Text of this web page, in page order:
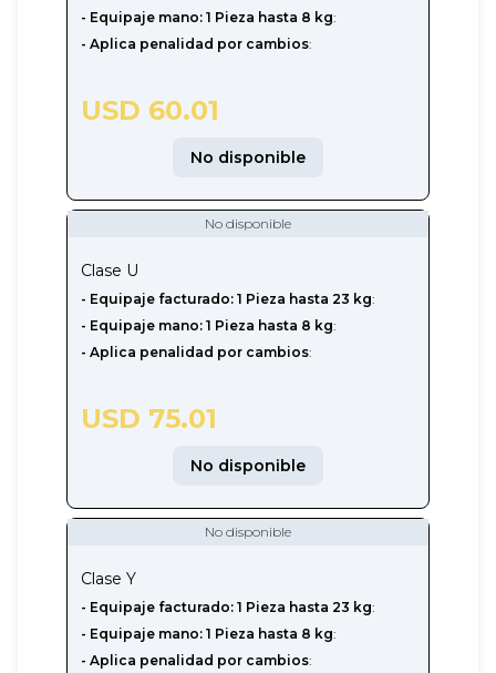
- Equipaje mano: 1 Pieza hasta 8 kg:
- Aplica penalidad por cambios:
USD 60.01
No disponible
No disponible
Clase U
-‎ Equipaje facturado: 1 Pieza hasta 23 kg:
- Equipaje mano: 1 Pieza hasta 8 kg:
- Aplica penalidad por cambios:
USD 75.01
No disponible
No disponible
Clase Y
-‎ Equipaje facturado: 1 Pieza hasta 23 kg:
- Equipaje mano: 1 Pieza hasta 8 kg:
- Aplica penalidad por cambios: